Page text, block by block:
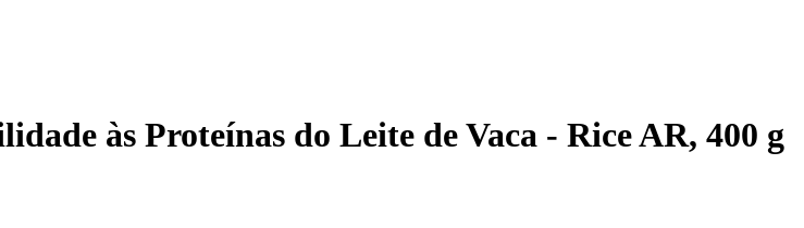
às Proteínas do Leite de Vaca - Rice AR, 400 g